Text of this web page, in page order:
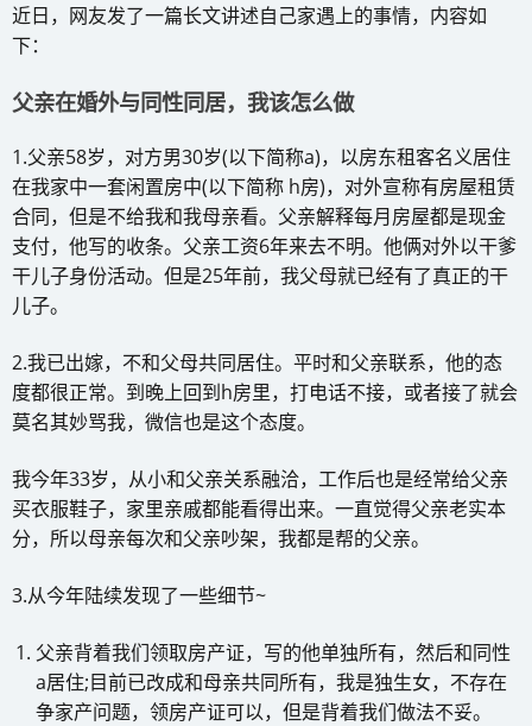
近日，网友发了一篇长文讲述自己家遇上的事情，内容如
下：
父亲在婚外与同性同居，我该怎么做
1.父亲58岁，对方男30岁(以下简称a)，以房东租客名义居住
在我家中一套闲置房中(以下简称 h房)，对外宣称有房屋租赁
合同，但是不给我和我母亲看。父亲解释每月房屋都是现金
支付，他写的收条。父亲工资6年来去不明。他俩对外以干爹
干儿子身份活动。但是25年前，我父母就已经有了真正的干
儿子。
2.我已出嫁，不和父母共同居住。平时和父亲联系，他的态
度都很正常。到晚上回到h房里，打电话不接，或者接了就会
莫名其妙骂我，微信也是这个态度。
我今年33岁，从小和父亲关系融洽，工作后也是经常给父亲
买衣服鞋子，家里亲戚都能看得出来。一直觉得父亲老实本
分，所以母亲每次和父亲吵架，我都是帮的父亲。
3.从今年陆续发现了一些细节~
父亲背着我们领取房产证，写的他单独所有，然后和同性
a居住;目前已改成和母亲共同所有，我是独生女，不存在
争家产问题，领房产证可以，但是背着我们做法不妥。